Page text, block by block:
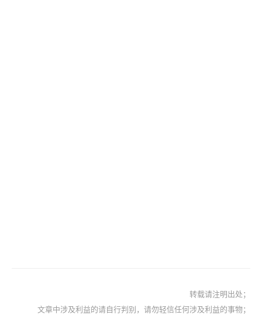
转载请注明出处；
文章中涉及利益的请自行判别，请勿轻信任何涉及利益的事物；